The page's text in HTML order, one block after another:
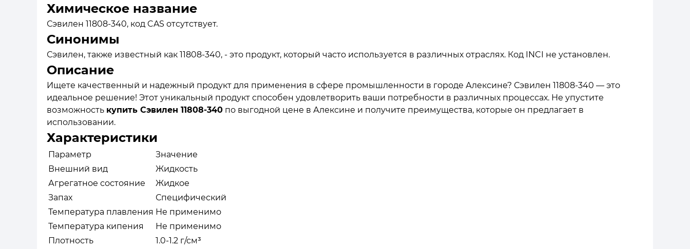
Химическое название
Сэвилен 11808-340, код CAS отсутствует.
Синонимы
Сэвилен, также известный как 11808-340, - это продукт, который часто используется в различных отраслях. Код INCI не установлен.
Описание
Ищете качественный и надежный продукт для применения в сфере промышленности в городе Алексине? Сэвилен 11808-340 — это
идеальное решение! Этот уникальный продукт способен удовлетворить ваши потребности в различных процессах. Не упустите
возможность купить Сэвилен 11808-340 по выгодной цене в Алексине и получите преимущества, которые он предлагает в
использовании.
Характеристики
Параметр
Значение
Внешний вид
Жидкость
Агрегатное состояние
Жидкое
Запах
Специфический
Температура плавления Не применимо
Температура кипения
Не применимо
Плотность
1.0-1.2 г/см³